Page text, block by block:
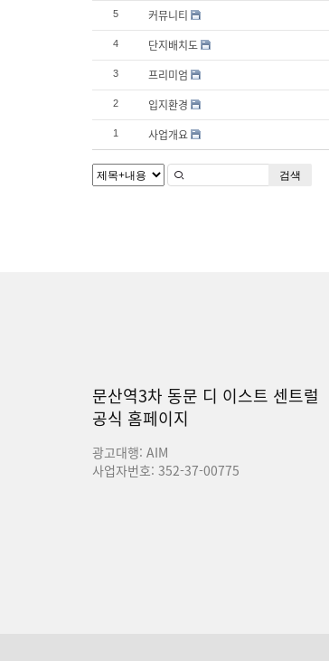
5 커뮤니티
4 단지배치도
3 프리미엄
2 입지환경
1 사업개요
검색
문산역3차 동문 디 이스트 센트럴
공식 홈페이지
광고대행: AIM
사업자번호: 352-37-00775